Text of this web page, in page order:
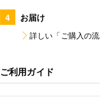
4 お届け
詳しい「ご購入の
ご利用ガイド